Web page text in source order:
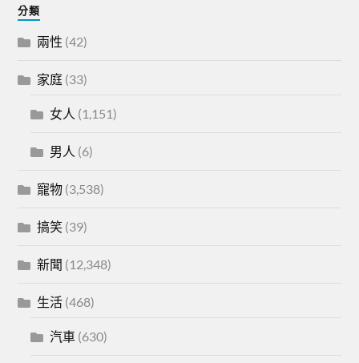
分類
兩性 (42)
家庭 (33)
女人 (1,151)
男人 (6)
寵物 (3,538)
搞笑 (39)
新聞 (12,348)
生活 (468)
汽車 (630)